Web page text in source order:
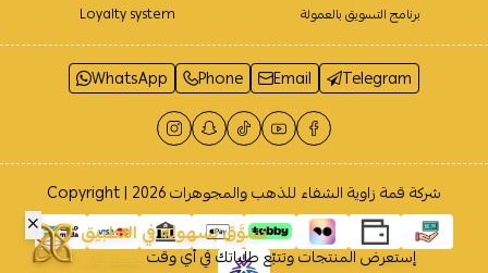
Loyalty system
برنامج التسويق بالعمولة
WhatsApp Phone Email Telegram
Copyright | 2026شركة قمة زاوية الشفاء للذهب والمجوهرات
تسوَّق بسهولة في التطبيق
إستعرض المنتجات وتتبّع طلباتك في أي وقتحمله الآن